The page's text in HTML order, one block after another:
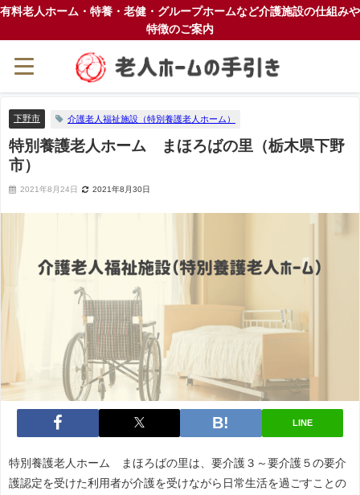
有料老人ホーム・特養・老健・グループホームなど介護施設の仕組みや
特徴のご案内
下野市 介護老人福祉施設（特別養護老人ホーム）
特別養護老人ホーム まほろばの里（栃木県下野
市）
2021年8月24日 2021年8月30日
LINE
特別養護老人ホーム まほろばの里は、要介護３～要介護５の要介
護認定を受けた利用者が介護を受けながら日常生活を過ごすことの